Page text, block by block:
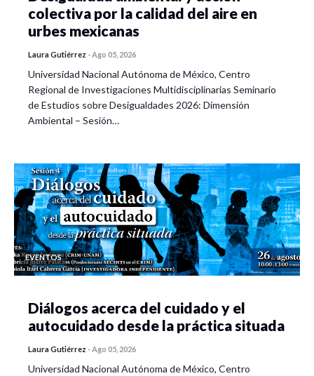
colectiva por la calidad del aire en
urbes mexicanas
Laura Gutiérrez -Ago 05, 2026
Universidad Nacional Autónoma de México, Centro
Regional de Investigaciones Multidisciplinarias Seminario
de Estudios sobre Desigualdades 2026: Dimensión
Ambiental – Sesión…
EVENTOS
Diálogos acerca del cuidado y el
autocuidado desde la práctica situada
Laura Gutiérrez -Ago 05, 2026
Universidad Nacional Autónoma de México, Centro